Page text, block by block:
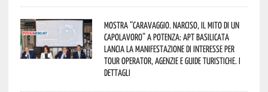
Mostra “Caravaggio. Narciso, il mito di un
capolavoro” a Potenza: APT Basilicata
lancia la manifestazione di interesse per
Tour Operator, Agenzie e Guide Turistiche. I
dettagli